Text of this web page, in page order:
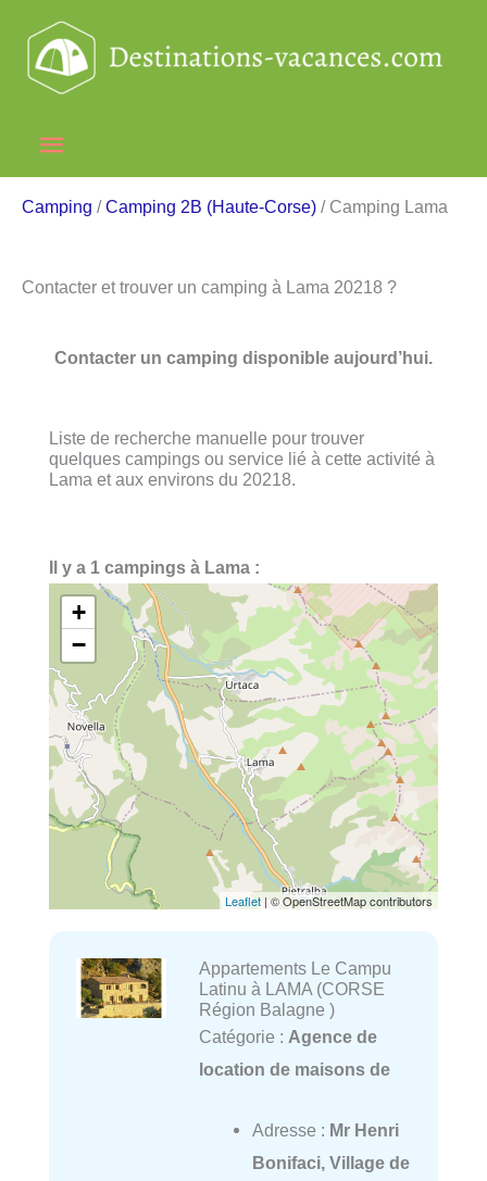
contenu
Menu
principal
Camping /Camping 2B (Haute-Corse) / Camping Lama
Contacter et trouver un camping à Lama 20218 ?
Contacter un camping disponible aujourd’hui.
Liste de recherche manuelle pour trouver
quelques campings ou service lié à cette activité à
Lama et aux environs du 20218.
Il y a 1 campings à Lama :
+
−
Leaflet | © OpenStreetMap contributors
Appartements Le Campu
Latinu à LAMA (CORSE
Région Balagne )
Catégorie : Agence de
location de maisons de
Adresse : Mr Henri
Bonifaci, Village de